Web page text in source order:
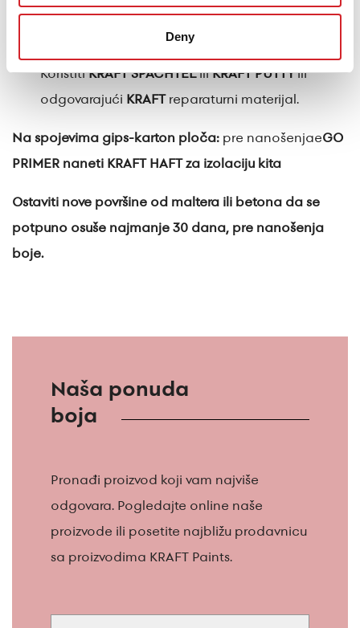
Deny
premaza, naneti jedan slojKRAFT GO PRIMER.
Na površinama na kojima s vrši popravka:
KoristitiKRAFT SPACHTELiliKRAFT PUTTYili
odgovarajući KRAFTreparaturni materijal.
Na spojevima gips-karton ploča: pre nanošenjaeGO
PRIMER naneti KRAFT HAFTza izolaciju kita
Ostaviti nove površine od maltera ili betona da se
potpuno osuše najmanje 30 dana, pre nanošenja
boje.
Naša ponuda
boja
Pronađi proizvod koji vam najviše
odgovara. Pogledajte online naše
proizvode ili posetite najbližu prodavnicu
sa proizvodima KRAFT Paints.